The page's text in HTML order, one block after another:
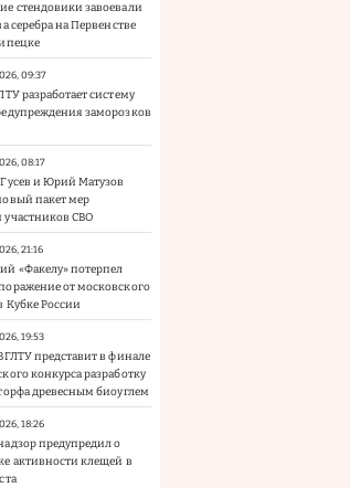
стендовики завоевали
серебра на Первенстве
09:37
разработает систему
заморозков
08:17
и Юрий Матузов
пакет мер
СВО
21:16
«Факелу» потерпел
от московского
Кубке России
19:53
представит в финале
конкурса разработку
древесным биоуглем
18:26
предупредил о
активности клещей в